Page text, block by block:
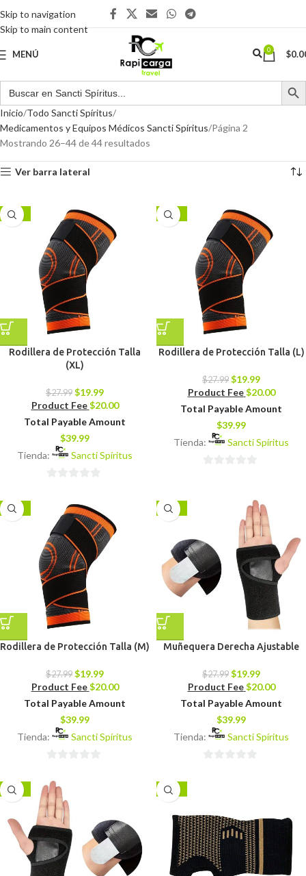
Skip to navigation
Skip to main content
MENÚ 0 $
Inicio Todo Sancti Spíritus
Medicamentos y Equipos Médicos Sancti Spíritus Página 2
Mostrando 26–44 de 44 resultados
Ver barra lateral
-29%
Rodillera de Protección Talla
(XL)
$27.99 $19.99
Product Fee $20.00
Total Payable Amount
$39.99
Tienda:
Sancti Spíritus
-29%
Rodillera de Protección Talla (L)
$27.99 $19.99
Product Fee $20.00
Total Payable Amount
$39.99
Tienda:
Sancti Spíritus
-29%
Rodillera de Protección Talla (M)
$27.99 $19.99
Product Fee $20.00
Total Payable Amount
$39.99
Tienda:
Sancti Spíritus
de
5
-29%
Muñequera Derecha Ajustable
$27.99 $19.99
Product Fee $20.00
Total Payable Amount
$39.99
Tienda:
Sancti Spíritus
-29% -29%